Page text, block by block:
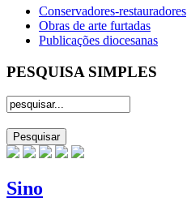
Conservadores-restauradores
Obras de arte furtadas
Publicações diocesanas
PESQUISA SIMPLES
Sino